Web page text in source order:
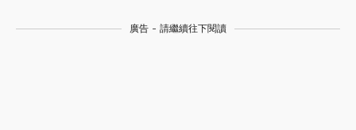
廣告 - 請繼續往下閱讀